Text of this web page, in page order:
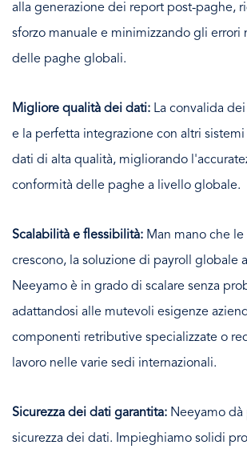
alla generazione dei report post-paghe,
sforzo manuale e minimizzando gli errori
delle paghe globali.
Migliore qualità dei dati: La convalida
e la perfetta integrazione con altri sistemi
dati di alta qualità, migliorando
conformità delle paghe a livello globale.
Scalabilità e flessibilità: Man mano che
crescono, la soluzione di payroll globale
Neeyamo è in grado di scalare senza
adattandosi alle mutevoli esigenze
componenti retributive specializzate o
lavoro nelle varie sedi internazionali.
Sicurezza dei dati garantita: Neeyamo dà
sicurezza dei dati. Impieghiamo solidi